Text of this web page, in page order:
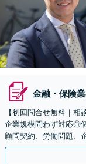
金融・保険
【初回問合せ無料｜相
企業規模問わず対応◎
顧問契約、労働問題、
チェック等、サポート